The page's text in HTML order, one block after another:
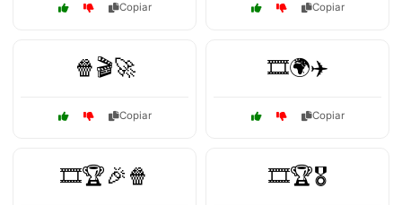
Copiar Copiar
🍿🎬🚀
Copiar
🎞️🌍✈️
Copiar
🎞️🏆🎉🍿 🎞️🏆🎖️